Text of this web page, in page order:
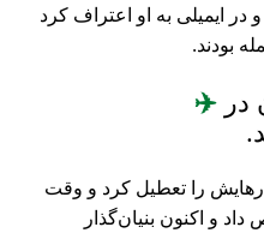
در ایمیلی به او اعتراف کرد
بودند.
در ✈️
را تعطیل کرد و وقت
و اکنون بنیان‌گذار